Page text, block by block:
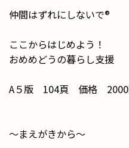
仲間はずれにしないで®️
ここからはじめよう！
おめめどうの暮らし支援
A５版 104頁 価格 2000
〜まえがきから〜